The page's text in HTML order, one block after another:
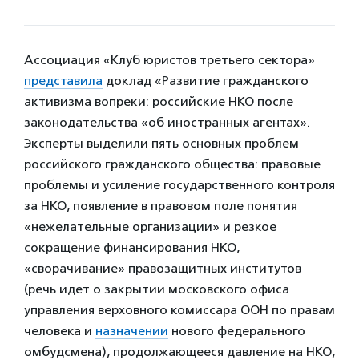
Ассоциация «Клуб юристов третьего сектора»
представила доклад «Развитие гражданского
активизма вопреки: российские НКО после
законодательства «об иностранных агентах».
Эксперты выделили пять основных проблем
российского гражданского общества: правовые
проблемы и усиление государственного контроля
за НКО, появление в правовом поле понятия
«нежелательные организации» и резкое
сокращение финансирования НКО,
«сворачивание» правозащитных институтов
(речь идет о закрытии московского офиса
управления верховного комиссара ООН по правам
человека и назначении нового федерального
омбудсмена), продолжающееся давление на НКО,